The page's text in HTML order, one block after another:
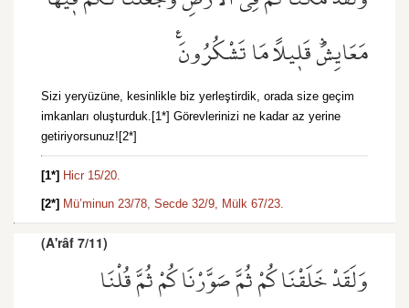
مَعَايِشَۜ قَل۪يلًا مَا تَشْكُرُونَ۟
Sizi yeryüzüne, kesinlikle biz yerleştirdik, orada size geçim
imkanları oluşturduk.[1*] Görevlerinizi ne kadar az yerine
getiriyorsunuz![2*]
[1*] Hicr 15/20.
[2*] Mü’minun 23/78, Secde 32/9, Mülk 67/23.
(A'râf 7/11)
وَلَقَدْ خَلَقْنَاكُمْ ثُمَّ صَوَّرْنَاكُمْ ثُمَّ قُلْنَا